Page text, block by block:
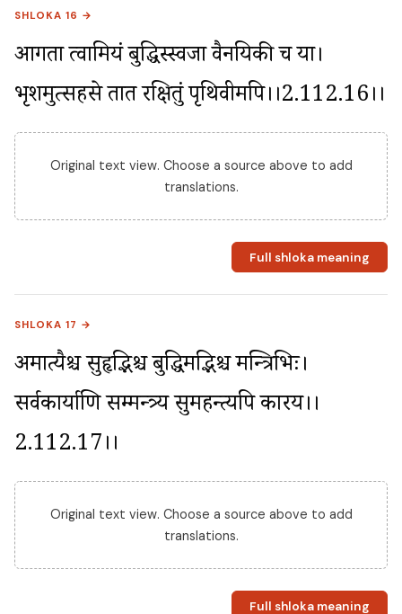
SHLOKA 16 →
आगता त्वामियं बुद्धिस्स्वजा वैनयिकी च या।
भृशमुत्सहसे तात रक्षितुं पृथिवीमपि।।2.112.16।।
Original text view. Choose a source above to add
translations.
Full shloka meaning
SHLOKA 17 →
अमात्यैश्च सुहृद्भिश्च बुद्धिमद्भिश्च मन्त्रिभिः।
सर्वकार्याणि सम्मन्त्र्य सुमहन्त्यपि कारय।।
2.112.17।।
Original text view. Choose a source above to add
translations.
Full shloka meaning